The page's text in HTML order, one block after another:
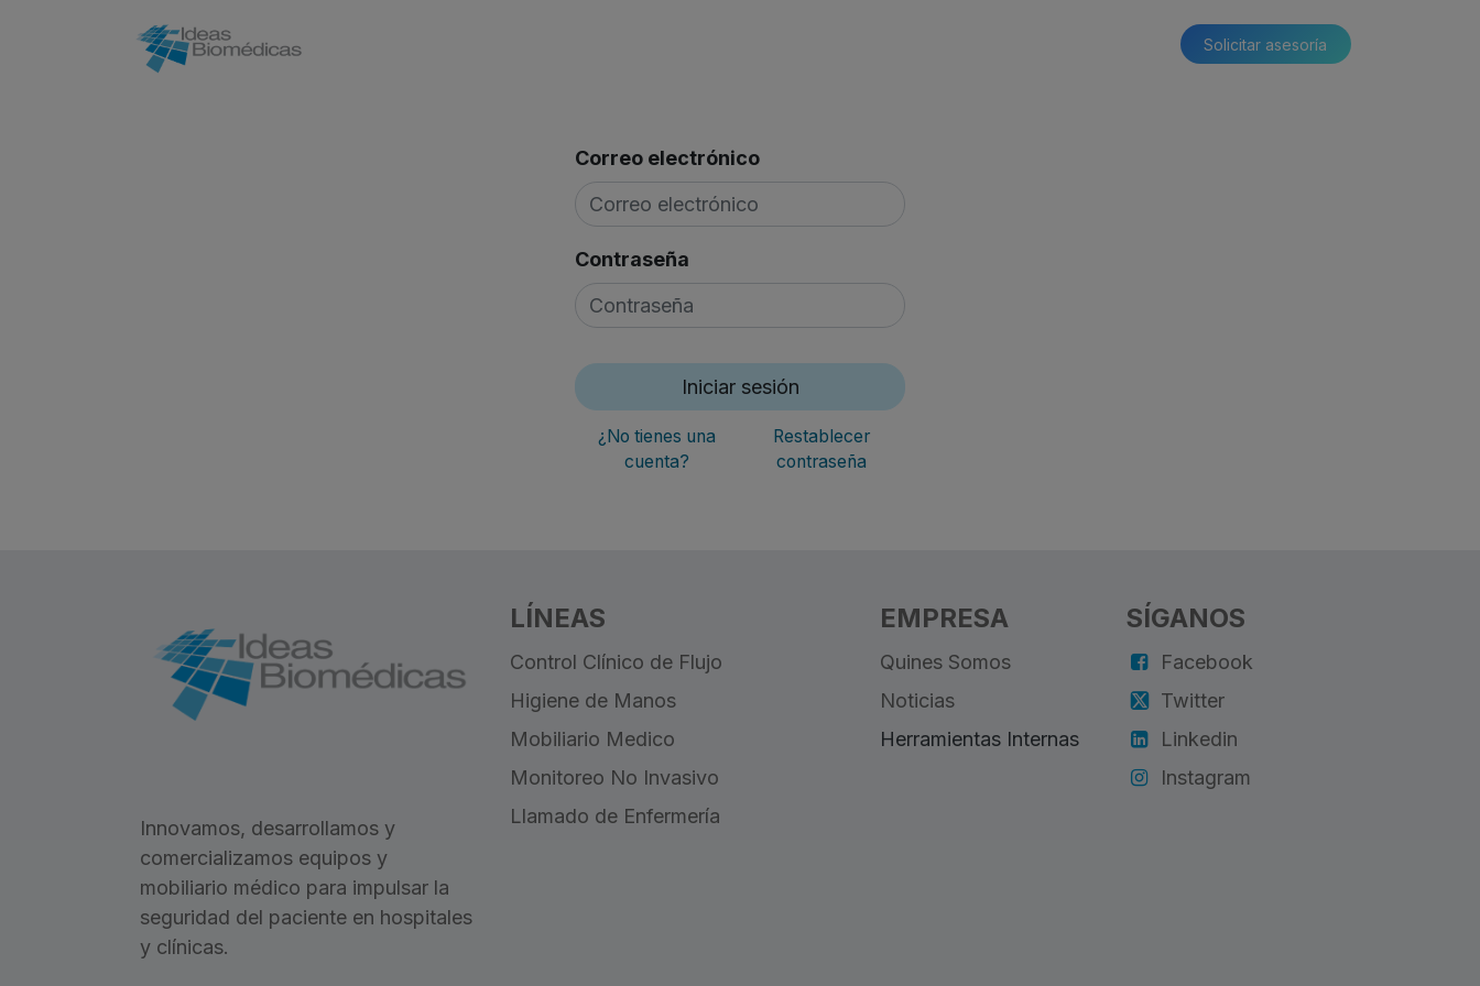
Solicitar asesoría​​
Correo electrónico
Contraseña
Iniciar sesión
¿No tienes una
cuenta?
Restablecer
contraseña
SAFETY
TECHNOLOGY
Innovamos, desarrollamos y
comercializamos equipos y
mobiliario médico para impulsar la
seguridad del paciente en hospitales
y clínicas.
LÍNEAS
Control Clínico de Flujo
Higiene de Manos
Mobiliario Medico
Monitoreo No Invasivo
Llamado de Enfermería
EMPRESA
Quines Somos
Noticias
Herramientas Internas
SÍGANOS
Facebook
Twitter
Linkedin
Instagram